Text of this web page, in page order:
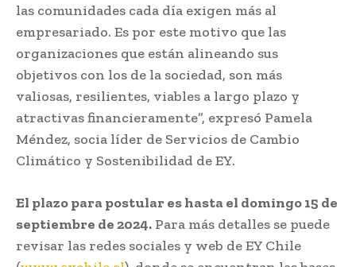
las comunidades cada día exigen más al
empresariado. Es por este motivo que las
organizaciones que están alineando sus
objetivos con los de la sociedad, son más
valiosas, resilientes, viables a largo plazo y
atractivas financieramente”, expresó Pamela
Méndez, socia líder de Servicios de Cambio
Climático y Sostenibilidad de EY.
El plazo para postular es hasta el domingo 15 de
septiembre de 2024. Para más detalles se puede
revisar las redes sociales y web de EY Chile